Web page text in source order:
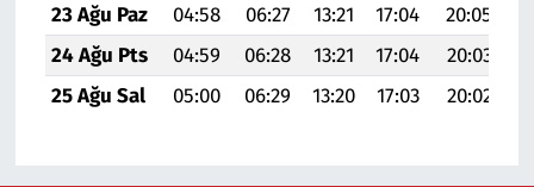
23 Ağu Paz
04:58 06:27 13:21 17:04 20:05
24 Ağu Pts
04:59 06:28 13:21 17:04 20:03
25 Ağu Sal
05:00 06:29 13:20 17:03 20:02